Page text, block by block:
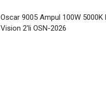
Oscar 9005 Ampul 100W 5000K
Vision 2'li OSN-2026